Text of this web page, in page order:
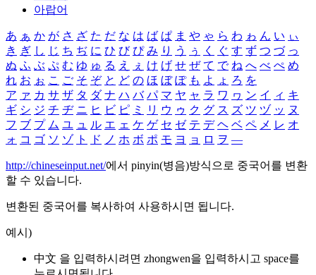
아랍어
あ ぁ か が さ ざ た だ な は ば ぱ ま や ゃ ら わ ゎ ん い ぃ
き ぎ し じ ち ぢ に ひ び ぴ み り う ぅ く ぐ す ず つ づ っ
ぬ ふ ぶ ぷ む ゆ ゅ る え ぇ け げ せ ぜ て で ね へ べ ぺ め
れ お ぉ こ ご そ ぞ と ど の ほ ぼ ぽ も よ ょ ろ を
ア ァ カ サ ザ タ ダ ナ ハ バ パ マ ヤ ャ ラ ワ ヮ ン イ ィ キ
ギ シ ジ チ ヂ ニ ヒ ビ ピ ミ リ ウ ゥ ク グ ス ズ ツ ヅ ッ ヌ
フ ブ プ ム ユ ュ ル エ ェ ケ ゲ セ ゼ テ デ ヘ ベ ペ メ レ オ
ォ コ ゴ ソ ゾ ト ド ノ ホ ボ ポ モ ヨ ョ ロ ヲ ―
http://chineseinput.net/에서 pinyin(병음)방식으로 중국어를 변환
할 수 있습니다.
변환된 중국어를 복사하여 사용하시면 됩니다.
예시)
中文 을 입력하시려면 zhongwen을 입력하시고 space를